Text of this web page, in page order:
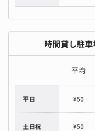
時間貸し駐車
平均
平日 ¥50
土日祝 ¥50